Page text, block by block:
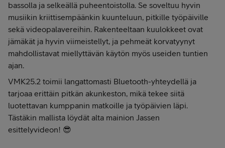
bassolla ja selkeällä puheentoistolla. Se soveltuu hyvin
musiikin kriittisempäänkin kuunteluun, pitkille työpäiville
sekä videopalavereihin. Rakenteeltaan kuulokkeet ovat
jämäkät ja hyvin viimeistellyt, ja pehmeät korvatyynyt
mahdollistavat miellyttävän käytön myös useiden tuntien
ajan.
VMK25.2 toimii langattomasti Bluetooth-yhteydellä ja
tarjoaa erittäin pitkän akunkeston, mikä tekee siitä
luotettavan kumppanin matkoille ja työpäivien läpi.
Tästäkin mallista löydät alta mainion Jassen
esittelyvideon! 😎